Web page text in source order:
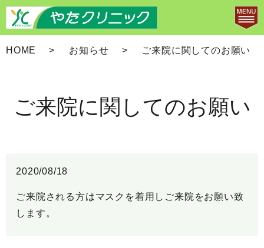
HOME お知らせ ご来院に関してのお願い
ご来院に関してのお願い
2020/08/18
ご来院される方はマスクを着用しご来院をお願い致
します。